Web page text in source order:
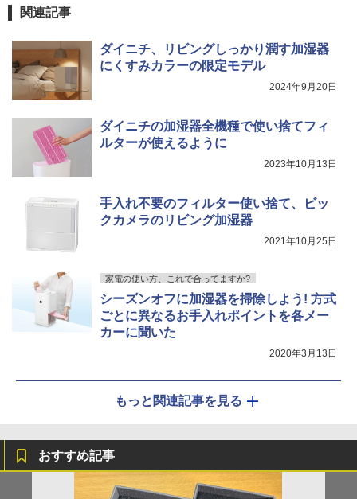
関連記事
ダイニチ、リビングしっかり潤す加湿器
にくすみカラーの限定モデル
2024年9月20日
ダイニチの加湿器全機種で使い捨てフィ
ルターが使えるように
2023年10月13日
手入れ不要のフィルター使い捨て、ビッ
クカメラのリビング加湿器
2021年10月25日
家電の使い方、これで合ってますか?
シーズンオフに加湿器を掃除しよう! 方式
ごとに異なるお手入れポイントを各メー
カーに聞いた
2020年3月13日
もっと関連記事を見る
おすすめ記事